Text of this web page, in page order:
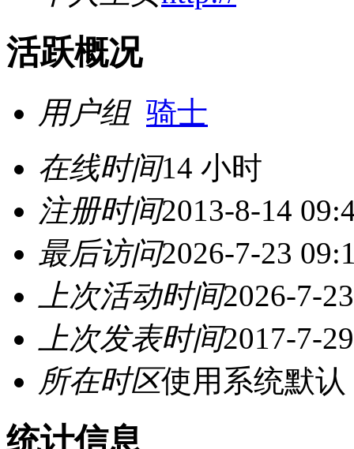
活跃概况
用户组 骑士
在线时间14 小时
注册时间2013-8-14
最后访问2026-7-23
上次活动时间2026-7-
上次发表时间2017-7-
所在时区使用系统默认
统计信息